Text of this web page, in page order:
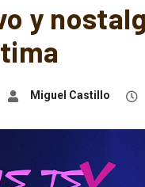
y
Miguel Castillo